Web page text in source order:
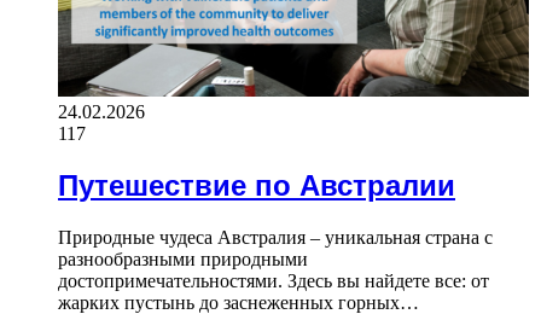
24.02.2026
117
Путешествие по Австралии
Природные чудеса Австралия – уникальная страна с
разнообразными природными
достопримечательностями. Здесь вы найдете все: от
жарких пустынь до заснеженных горных…